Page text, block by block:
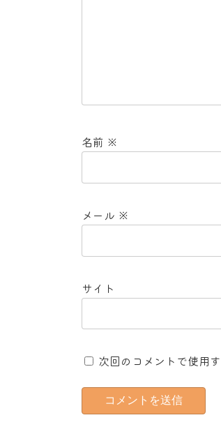
名前 ※
メール ※
サイト
次回のコメントで使用